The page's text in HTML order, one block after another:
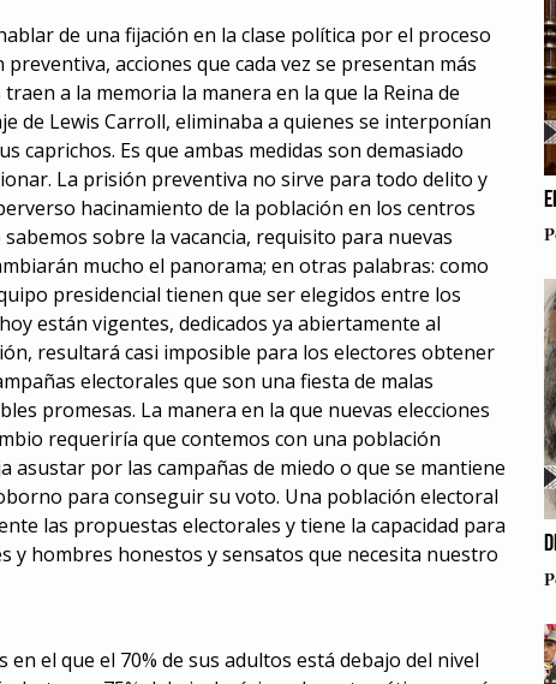
de una fijación en la clase política por el proceso
preventiva, acciones que cada vez se presentan más
a la memoria la manera en la que la Reina de
de Lewis Carroll, eliminaba a quienes se interponían
caprichos. Es que ambas medidas son demasiado
La prisión preventiva no sirve para todo delito y
hacinamiento de la población en los centros
sobre la vacancia, requisito para nuevas
mucho el panorama; en otras palabras: como
presidencial tienen que ser elegidos entre los
están vigentes, dedicados ya abiertamente al
resultará casi imposible para los electores obtener
electorales que son una fiesta de malas
promesas. La manera en la que nuevas elecciones
requeriría que contemos con una población
asustar por las campañas de miedo o que se mantiene
para conseguir su voto. Una población electoral
las propuestas electorales y tiene la capacidad para
y hombres honestos y sensatos que necesita nuestro
en el que el 70% de sus adultos está debajo del nivel